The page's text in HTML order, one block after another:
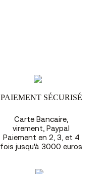
PAIEMENT SÉCURISÉ
Carte Bancaire,
virement, Paypal
Paiement en 2, 3, et 4
fois jusqu'à 3000 euros